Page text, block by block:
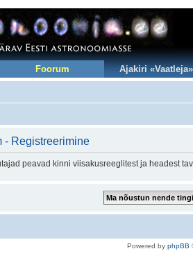
Foorum Ajakiri «Vaatleja»
- Registreerimine
peavad kinni viisakusreeglitest ja headest
Powered by phpBB